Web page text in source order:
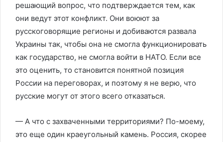
решающий вопрос, что подтверждается тем, как
они ведут этот конфликт. Они воюют за
русскоговорящие регионы и добиваются развала
Украины так, чтобы она не смогла функционировать
как государство, не смогла войти в НАТО. Если все
это оценить, то становится понятной позиция
России на переговорах, и поэтому я не верю, что
русские могут от этого всего отказаться.
— А что с захваченными территориями? По-моему,
это еще один краеугольный камень. Россия, скорее